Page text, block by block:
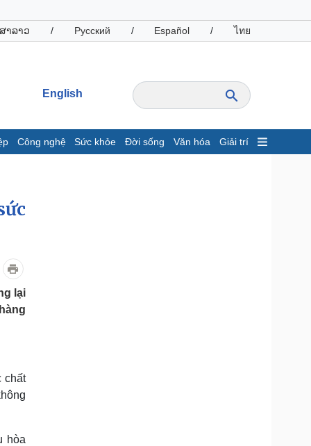
າລາວ / Русский / Español / ไทย
English
Công nghệ Sức khỏe Đời sống Văn hóa Giải trí
nghiệp
nghiệp
Thông tin doanh nghiệp
Doanh nghiệp 24h
check-in
lại
chất
hòa